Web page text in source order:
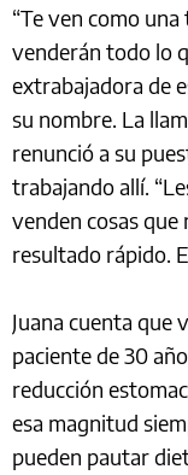
“Te ven como
venderán todo lo
extrabajadora de
su nombre. La
renunció a su
trabajando allí.
venden cosas que
resultado rápido.
Juana cuenta que
paciente de 30
reducción
esa magnitud
pueden pautar